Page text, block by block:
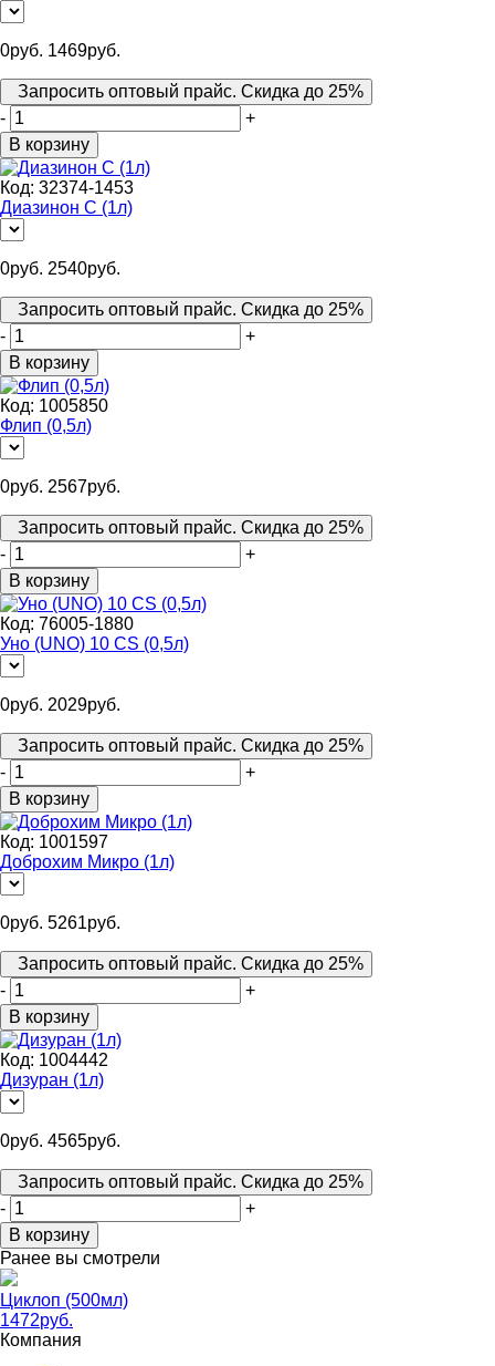
0руб. 1469руб.
Запросить оптовый прайс. Скидка до 25%
-
+
В корзину
Код: 32374-1453
Диазинон С (1л)
0руб. 2540руб.
Запросить оптовый прайс. Скидка до 25%
-
+
В корзину
Код: 1005850
Флип (0,5л)
0руб. 2567руб.
Запросить оптовый прайс. Скидка до 25%
-
+
В корзину
Код: 76005-1880
Уно (UNO) 10 CS (0,5л)
0руб. 2029руб.
Запросить оптовый прайс. Скидка до 25%
-
+
В корзину
Код: 1001597
Доброхим Микро (1л)
0руб. 5261руб.
Запросить оптовый прайс. Скидка до 25%
-
+
В корзину
Код: 1004442
Дизуран (1л)
0руб. 4565руб.
Запросить оптовый прайс. Скидка до 25%
-
+
В корзину
Ранее вы смотрели
Циклоп (500мл)
1472руб.
Компания